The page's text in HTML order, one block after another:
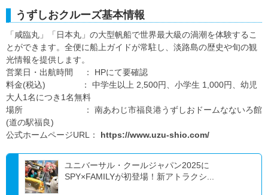
うずしおクルーズ基本情報
「咸臨丸」「日本丸」の大型帆船で世界最大級の渦潮を体験するこ
とができます。全便に船上ガイドが常駐し、淡路島の歴史や旬の観
光情報を提供します。
営業日・出航時間 ： HPにて要確認
料金(税込) ： 中学生以上 2,500円、小学生 1,000円、幼児
大人1名につき1名無料
場所 ： 南あわじ市福良港うずしおドームなないろ館
(道の駅福良)
公式ホームページURL： https://www.uzu-shio.com/
ユニバーサル・クールジャパン2025に
SPY×FAMILYが初登場！新アトラクシ...